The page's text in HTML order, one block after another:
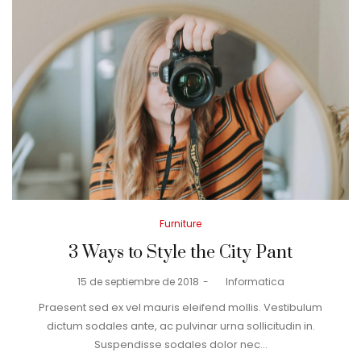
Posted
Furniture
3 Ways to Style the City Pant
Posted
15 de septiembre de 2018 Informatica
Praesent sed ex vel mauris eleifend mollis. Vestibulum
dictum sodales ante, ac pulvinar urna sollicitudin in.
Suspendisse sodales dolor nec…